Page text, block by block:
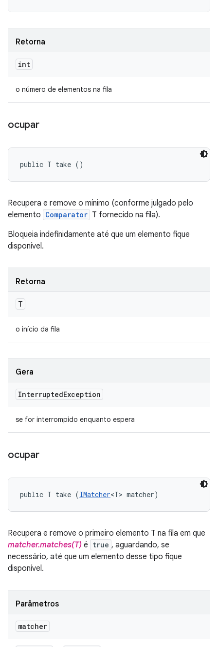
Retorna
int
o número de elementos na fila
ocupar
public T take ()
Recupera e remove o mínimo (conforme julgado pelo
elemento Comparator T fornecido na fila).
Bloqueia indefinidamente até que um elemento fique
disponível.
Retorna
T
o início da fila
Gera
InterruptedException
se for interrompido enquanto espera
ocupar
public T take (IMatcher<T> matcher)
Recupera e remove o primeiro elemento T na fila em que
matcher.matches(T) é true , aguardando, se
necessário, até que um elemento desse tipo fique
disponível.
Parâmetros
matcher